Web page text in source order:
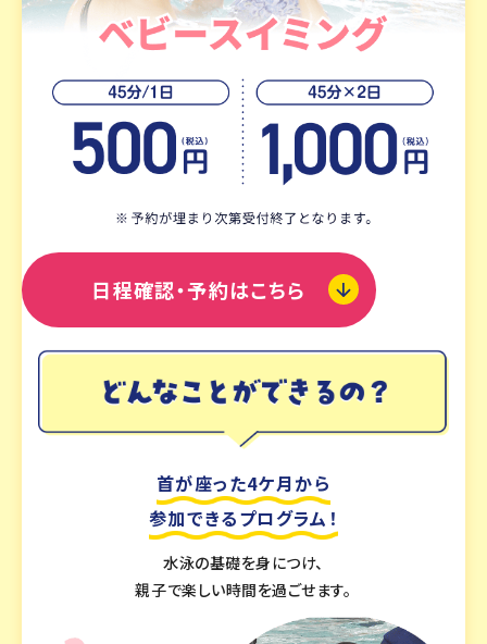
日程確認・予約はこちら
首が座った4ケ月から
参加できるプログラム！
水泳の基礎を身につけ、
親子で楽しい時間を過ごせます。